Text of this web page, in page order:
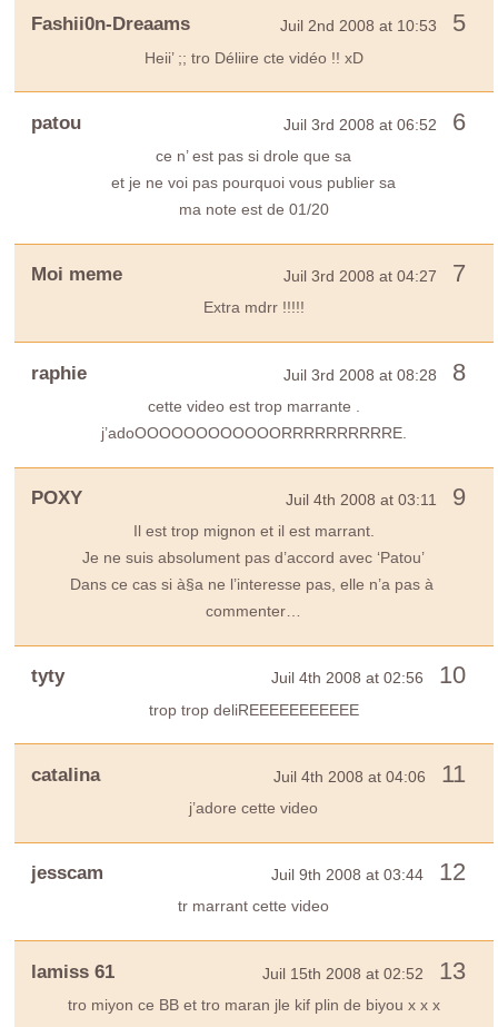
Fashii0n-Dreaams Juil 2nd 2008 at 10:53 5
Heii’ ;; tro Déliire cte vidéo !! xD
patou Juil 3rd 2008 at 06:52 6
ce n’ est pas si drole que sa
et je ne voi pas pourquoi vous publier sa
ma note est de 01/20
Moi meme Juil 3rd 2008 at 04:27 7
Extra mdrr !!!!!
raphie Juil 3rd 2008 at 08:28 8
cette video est trop marrante .
j’adoOOOOOOOOOOOORRRRRRRRRRE.
POXY Juil 4th 2008 at 03:11 9
Il est trop mignon et il est marrant.
Je ne suis absolument pas d’accord avec ‘Patou’
Dans ce cas si à§a ne l’interesse pas, elle n’a pas à
commenter…
tyty Juil 4th 2008 at 02:56 10
trop trop deliREEEEEEEEEEE
catalina Juil 4th 2008 at 04:06 11
j’adore cette video
jesscam Juil 9th 2008 at 03:44 12
tr marrant cette video
lamiss 61 Juil 15th 2008 at 02:52 13
tro miyon ce BB et tro maran jle kif plin de biyou x x x